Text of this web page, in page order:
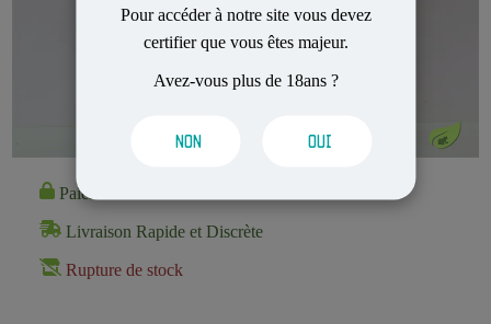
Pour accéder à notre site vous devez
certifier que vous êtes majeur.
Avez-vous plus de 18ans ?
NON OUI
Paiement 100% Sécurisé
Livraison Rapide et Discrète
Rupture de stock